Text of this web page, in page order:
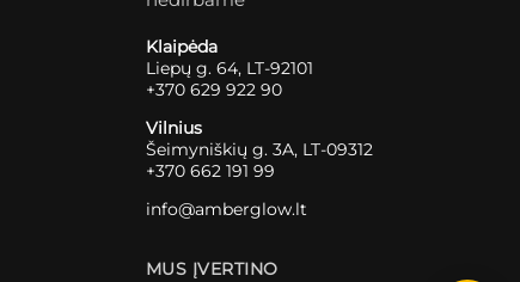
Klaipėda
Liepų g. 64, LT-92101
+370 629 922 90
Vilnius
Šeimyniškių g. 3A, LT-09312
+370 662 191 99
info@amberglow.lt
MUS ĮVERTINO